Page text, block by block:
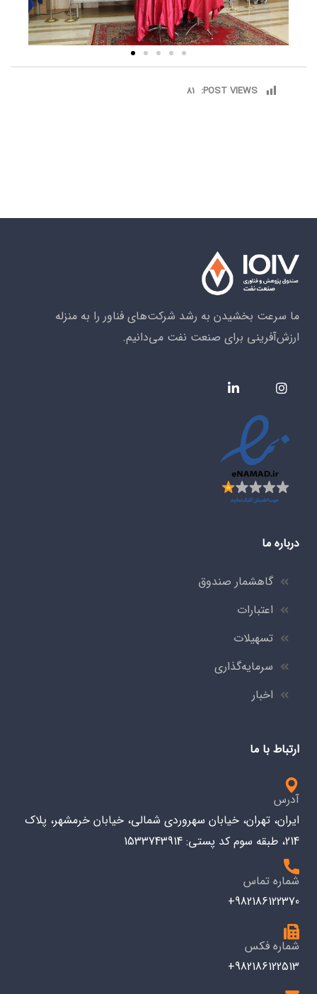
POST VIEWS:
81
ما سرعت بخشیدن به رشد شرکت‌های فناور را به منزله
ارزش‌آفرینی برای صنعت نفت می‌دانیم.
درباره ما
گاهشمار صندوق
اعتبارات
تسهیلات
سرمایه‌گذاری
اخبار
ارتباط با ما
آدرس
ایران، تهران، خیابان سهروردی شمالی، خیابان خرمشهر، پلاک
214، طبقه سوم کد پستی: 1533743914
شماره تماس
982186122370+
شماره فکس
982186122513+